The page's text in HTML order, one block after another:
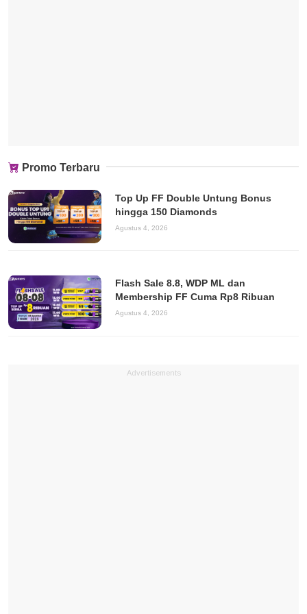
Promo Terbaru
Top Up FF Double Untung Bonus
hingga 150 Diamonds
Agustus 4, 2026
Flash Sale 8.8, WDP ML dan
Membership FF Cuma Rp8 Ribuan
Agustus 4, 2026
Advertisements